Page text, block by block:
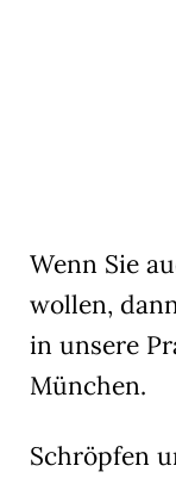
Wenn Sie
wollen,
in unsere
München.
Schröpfen